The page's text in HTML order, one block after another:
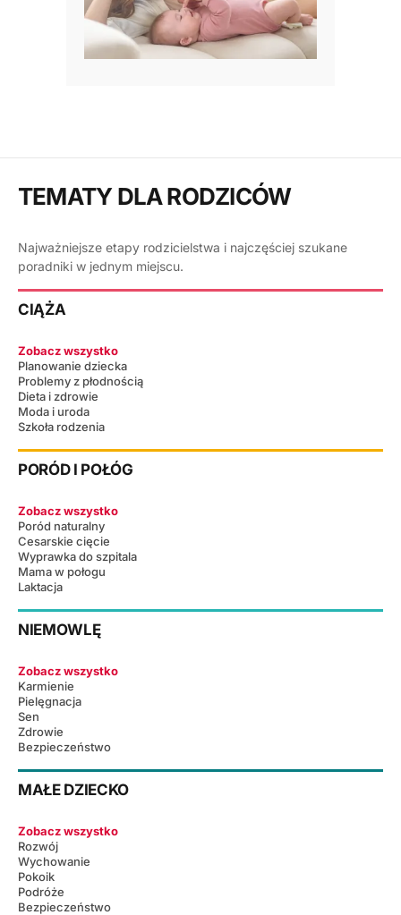
TEMATY DLA RODZICÓW
Najważniejsze etapy rodzicielstwa i najczęściej szukane
poradniki w jednym miejscu.
CIĄŻA
Zobacz wszystko
Planowanie dziecka
Problemy z płodnością
Dieta i zdrowie
Moda i uroda
Szkoła rodzenia
PORÓD I POŁÓG
Zobacz wszystko
Poród naturalny
Cesarskie cięcie
Wyprawka do szpitala
Mama w połogu
Laktacja
NIEMOWLĘ
Zobacz wszystko
Karmienie
Pielęgnacja
Sen
Zdrowie
Bezpieczeństwo
MAŁE DZIECKO
Zobacz wszystko
Rozwój
Wychowanie
Pokoik
Podróże
Bezpieczeństwo